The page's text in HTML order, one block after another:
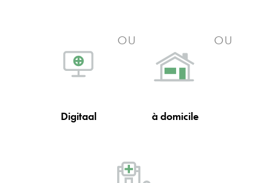
Digitaal
ou
à domicile
ou